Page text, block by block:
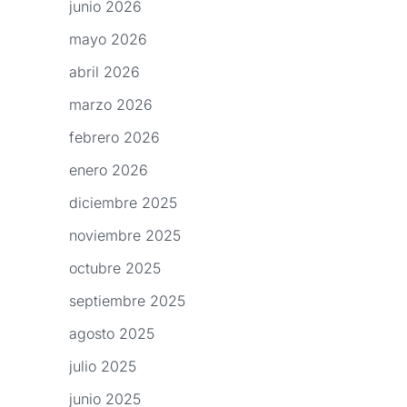
junio 2026
mayo 2026
abril 2026
marzo 2026
febrero 2026
enero 2026
diciembre 2025
noviembre 2025
octubre 2025
septiembre 2025
agosto 2025
julio 2025
junio 2025